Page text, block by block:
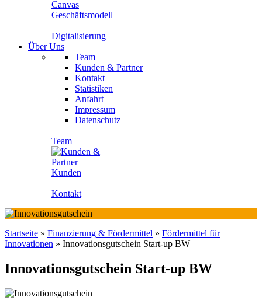
Geschäftsmodell
Digitalisierung
Über Uns
Team
Kunden & Partner
Kontakt
Statistiken
Anfahrt
Impressum
Datenschutz
Team
Kunden
Kontakt
Startseite » Finanzierung & Fördermittel » Fördermittel für
Innovationen » Innovationsgutschein Start-up BW
Innovationsgutschein Start-up BW